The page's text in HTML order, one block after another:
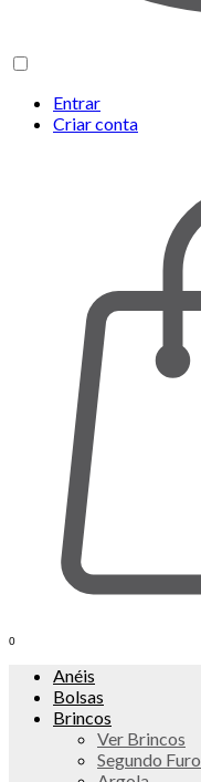
Entrar
Criar conta
0
Anéis
Bolsas
Brincos
Ver Brincos
Segundo Furo